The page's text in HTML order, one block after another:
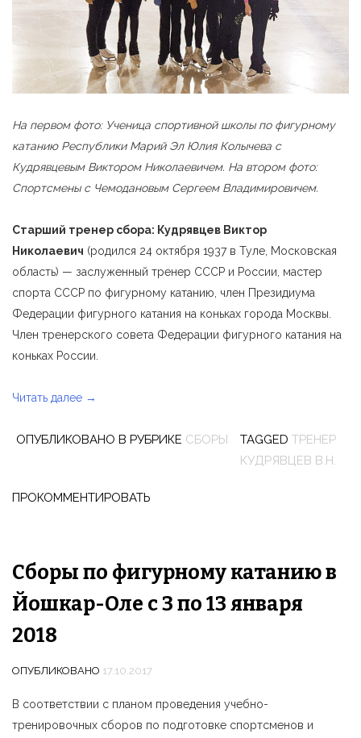
На первом фото: Ученица спортивной школы по фигурному
катанию Республики Марий Эл Юлия Колычева с
Кудрявцевым Виктором Николаевичем. На втором фото:
Спортсмены с Чемодановым Сергеем Владимировичем.
Старший тренер сбора: Кудрявцев Виктор
Николаевич (родился 24 октября 1937 в Туле, Московская
область) — заслуженный тренер СССР и России, мастер
спорта СССР по фигурному катанию, член Президиума
Федерации фигурного катания на коньках города Москвы.
Член тренерского совета Федерации фигурного катания на
коньках России.
Читать далее «Завершились
сборы
катанию
Йошкар-
→
ОПУБЛИКОВАНО В РУБРИКЕ СБОРЫ TAGGED ТРЕНЕР
КУДРЯВЦЕВ В.Н.
ПРОКОММЕНТИРОВАТЬ
Сборы по фигурному катанию в
Йошкар-Оле с 3 по 13 января
2018
ОПУБЛИКОВАНО 17.10.2017
В соответствии с планом проведения учебно-
тренировочных сборов по подготовке спортсменов и